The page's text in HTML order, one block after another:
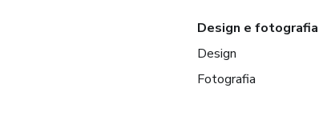
Design e fotografia
Design
Fotografia